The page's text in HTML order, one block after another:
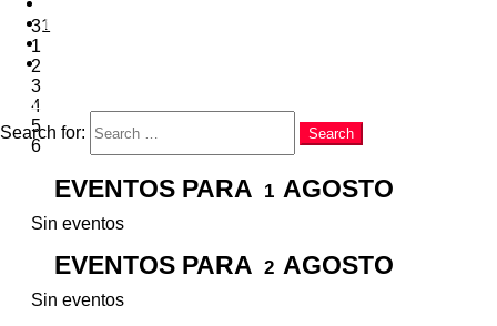
EN
Search
Search for:
Search
31
1
2
3
4
5
6
EVENTOS PARA 1 AGOSTO
Sin eventos
EVENTOS PARA 2 AGOSTO
Sin eventos